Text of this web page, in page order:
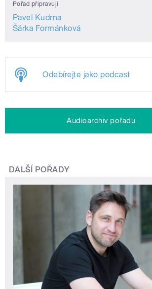
Pořad připravují
Pavel Kudrna
Šárka Formánková
Odebírejte jako podcast
Audioarchiv pořadu
DALŠÍ POŘADY